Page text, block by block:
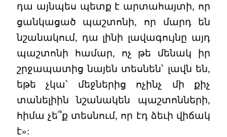
դա այնպես պետք է արտահայտի, որ
ցանկացած պաշտոնի, որ մարդ են
նշանակում, դա լինի լավագույնը այդ
պաշտոնի համար, ոչ թե մենակ իր
շրջապատից նայեն տեսնեն՝ լավն են,
եթե չկա՝ մեջներից ոչինչ մի քիչ
տանելիին նշանակեն պաշտոնների,
հիմա չե՞ք տեսնում, որ էդ ձեւի վիճակ
է»: